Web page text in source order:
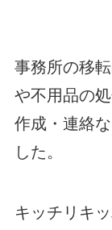
事務所の移
や不用品の
作成・連絡
した。
キッチリキ